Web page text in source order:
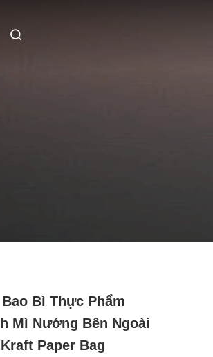
Bì Thực Phẩm
Mì Nướng Bên Ngoài
Paper Bag